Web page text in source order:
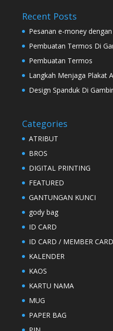
Recent Posts
Pesanan e-money
Pembuatan Termos Di
Pembuatan Termos
Langkah Menjaga Plakat
Design Spanduk Di Gambir
Categories
ATRIBUT
BROS
DIGITAL PRINTING
FEATURED
GANTUNGAN KUNCI
gody bag
ID CARD
ID CARD / MEMBER CARD
KALENDER
KAOS
KARTU NAMA
MUG
PAPER BAG